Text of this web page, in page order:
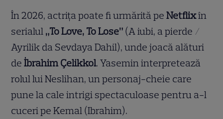
În 2026, actrița poate fi urmărită peNetflixîn
serialul „To Love, To Lose” (A iubi, a pierde /
Ayrilik da Sevdaya Dahil), unde joacă alături
deİbrahim Çelikkol. Yasemin interpretează
rolul lui Neslihan, un personaj-cheie care
pune la cale intrigi spectaculoase pentru a-l
cuceri pe Kemal (Ibrahim).